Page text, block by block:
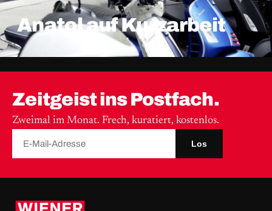
Anatol auf Kurzarbeit
Zeitgeist ins Postfach.
Zweimal im Monat. Frech, kuratiert, kostenlos.
Los